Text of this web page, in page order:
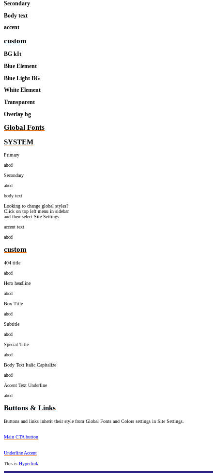
Secondary
Body text
accent
custom
BG kIt
Blue Element
Blue Light BG
White Element
Transparent
Overlay bg
Global Fonts
SYSTEM
Primary
abcd
Secondary
abcd
body text
Looking to change global styles?
Click on top left menu in sidebar
and then select Site Settings.
accent text
abcd
custom
404 title
abcd
Hero headline
abcd
Box Title
abcd
Subtitle
abcd
Special Title
abcd
Body Text Italic Capitalize
abcd
Accent Text Underline
abcd
Buttons & Links
Buttons and links inherit their style from Global Fonts and Colors settings in Site Settings.
Main CTA button
Underline Accent
This is Hyperlink